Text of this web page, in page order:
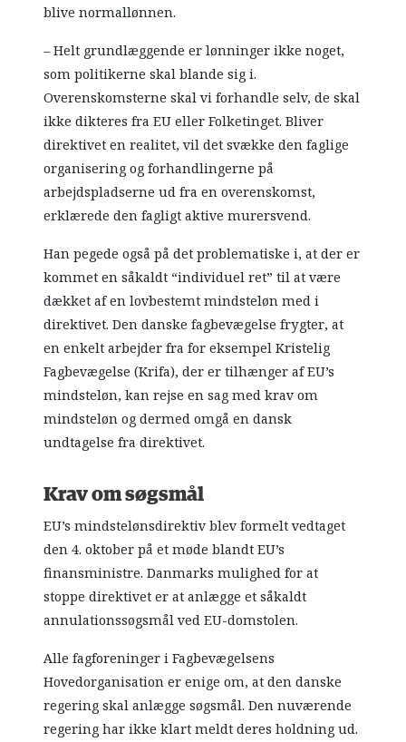
blive normallønnen.
– Helt grundlæggende er lønninger ikke noget,
som politikerne skal blande sig i.
Overenskomsterne skal vi forhandle selv, de skal
ikke dikteres fra EU eller Folketinget. Bliver
direktivet en realitet, vil det svække den faglige
organisering og forhandlingerne på
arbejdspladserne ud fra en overenskomst,
erklærede den fagligt aktive murersvend.
Han pegede også på det problematiske i, at der er
kommet en såkaldt “individuel ret” til at være
dækket af en lovbestemt mindsteløn med i
direktivet. Den danske fagbevægelse frygter, at
en enkelt arbejder fra for eksempel Kristelig
Fagbevægelse (Krifa), der er tilhænger af EU’s
mindsteløn, kan rejse en sag med krav om
mindsteløn og dermed omgå en dansk
undtagelse fra direktivet.
Krav om søgsmål
EU’s mindstelønsdirektiv blev formelt vedtaget
den 4. oktober på et møde blandt EU’s
finansministre. Danmarks mulighed for at
stoppe direktivet er at anlægge et såkaldt
annulationssøgsmål ved EU-domstolen.
Alle fagforeninger i Fagbevægelsens
Hovedorganisation er enige om, at den danske
regering skal anlægge søgsmål. Den nuværende
regering har ikke klart meldt deres holdning ud.